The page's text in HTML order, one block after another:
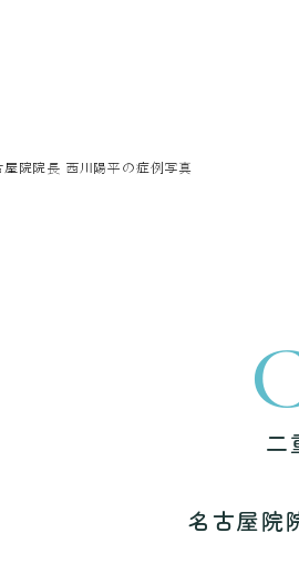
院院長 西川陽平の症例写真
二
名古屋院